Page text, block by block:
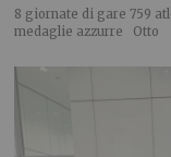
8 giornate di gare 759
medaglie azzurre Otto